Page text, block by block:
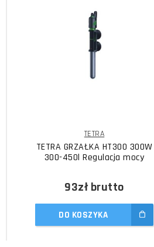
TETRA
TETRA GRZAŁKA HT300 300W
300-450l Regulacja mocy
93złbrutto
DO KOSZYKA